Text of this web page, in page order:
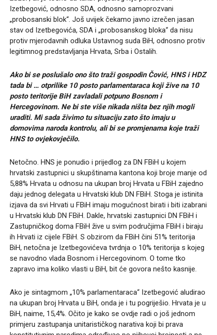
Izetbegović, odnosno SDA, odnosno samoprozvani
„probosanski blok“. Još uvijek čekamo javno izrečen jasan
stav od Izetbegovića, SDA i „probosanskog bloka“ da nisu
protiv mjerodavnih odluka Ustavnog suda BiH, odnosno protiv
legitimnog predstavljanja Hrvata, Srba i Ostalih.
Ako bi se poslušalo ono što traži gospodin Čović, HNS i HDZ
tada bi … otprilike 10 posto parlamentaraca koji žive na 10
posto teritorije BiH zavladali potpuno Bosnom i
Hercegovinom. Ne bi ste više nikada ništa bez njih mogli
uraditi. Mi sada živimo tu situaciju zato što imaju u
domovima naroda kontrolu, ali bi se promjenama koje traži
HNS to ovjekovječilo.
Netočno. HNS je ponudio i prijedlog za DN FBiH u kojem
hrvatski zastupnici u skupštinama kantona koji broje manje od
5,88% Hrvata u odnosu na ukupan broj Hrvata u FBiH zajedno
daju jednog delegata u Hrvatski klub DN FBiH. Stoga je istinita
izjava da svi Hrvati u FBiH imaju mogućnost birati i biti izabrani
u Hrvatski klub DN FBiH. Dakle, hrvatski zastupnici DN FBiH i
Zastupničkog doma FBiH žive u svim područjima FBiH i biraju
ih Hrvati iz cijele FBiH. S obzirom da FBiH čini 51% teritorija
BiH, netočna je Izetbegovićeva tvrdnja o 10% teritorija s kojeg
se navodno vlada Bosnom i Hercegovinom. O tome tko
zapravo ima koliko vlasti u BiH, bit će govora nešto kasnije.
Ako je sintagmom „10% parlamentaraca“ Izetbegović aludirao
na ukupan broj Hrvata u BiH, onda je i tu pogriješio. Hrvata je u
BiH, naime, 15,4%. Očito je kako se ovdje radi o još jednom
primjeru zastupanja unitarističkog narativa koji bi prava